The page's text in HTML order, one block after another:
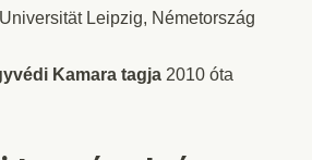
Leipzig, Németország
Kamara tagja2010 óta